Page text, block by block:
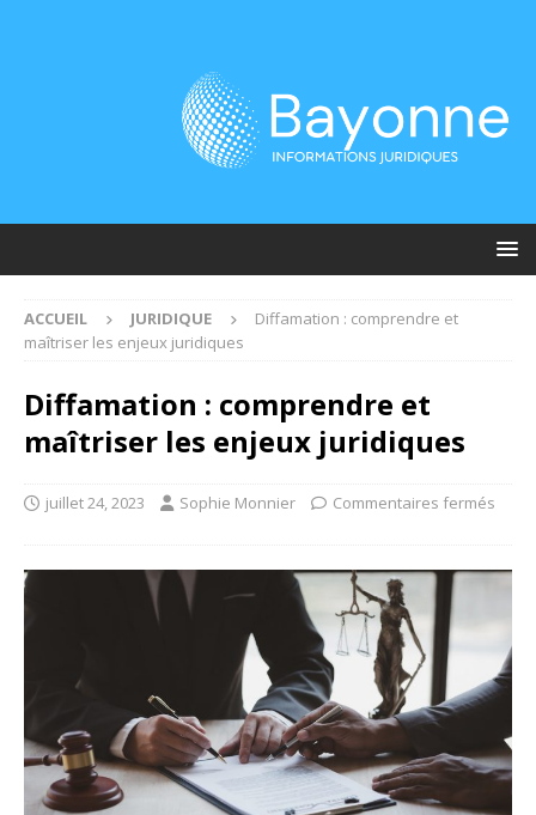
ACCUEIL JURIDIQUE
Diffamation : comprendre et
maîtriser les enjeux juridiques
Diffamation : comprendre et
maîtriser les enjeux juridiques
juillet 24, 2023 Sophie Monnier Commentaires fermés